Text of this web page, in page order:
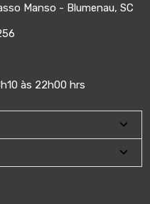
Manso - Blumenau, SC
às 22h00 hrs